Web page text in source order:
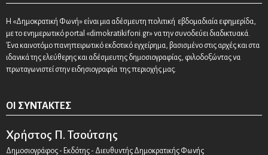
Η «Δημοκρατική Φωνή» είναι μια αδέσμευτη πολιτική εβδομαδιαία εφημερίδα,
με το ενημερωτικό portal «dimokratikifoni.gr» να την συνοδεύει διαδικτυακά.
Ένα καινοτόμο πανηπειρωτικό εκδοτικό εγχείρημα, βασισμένο στις αρχές και στα
ιδανικά της ελεύθερης και αδέσμευτης δημοσιογραφίας, φιλοδοξώντας να
πρωταγωνιστεί στην ειδησιογραφία της περιοχής μας.
ΟΙ ΣΥΝΤΆΚΤΕΣ
Χρήστος Π. Τσούτσης
Δημοσιογράφος - Εκδότης - Διευθυντής Δημοκρατικής Φωνής